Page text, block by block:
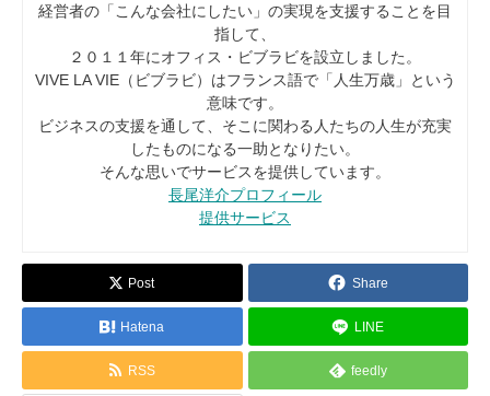
経営者の「こんな会社にしたい」の実現を支援することを目
指して、
２０１１年にオフィス・ビブラビを設立しました。
VIVE LA VIE（ビブラビ）はフランス語で「人生万歳」という
意味です。
ビジネスの支援を通して、そこに関わる人たちの人生が充実
したものになる一助となりたい。
そんな思いでサービスを提供しています。
長尾洋介プロフィール
提供サービス
Post Share
Hatena LINE
RSS feedly